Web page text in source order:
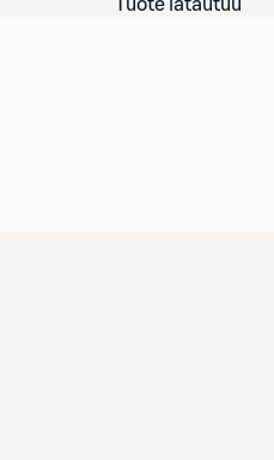
Tuote latautuu